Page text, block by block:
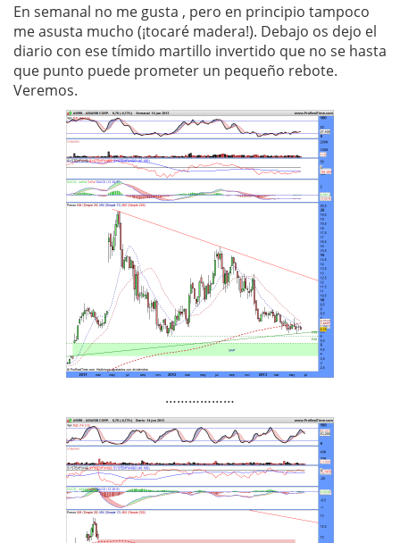
En semanal no me gusta , pero en principio tampoco
me asusta mucho (¡tocaré madera!). Debajo os dejo el
diario con ese tímido martillo invertido que no se hasta
que punto puede prometer un pequeño rebote.
Veremos.
………………